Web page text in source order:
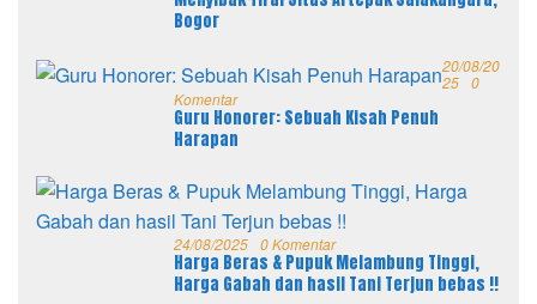
Bogor
20/08/20
25 0
Komentar
Guru Honorer: Sebuah Kisah Penuh
Harapan
24/08/2025 0 Komentar
Harga Beras & Pupuk Melambung Tinggi,
Harga Gabah dan hasil Tani Terjun bebas !!